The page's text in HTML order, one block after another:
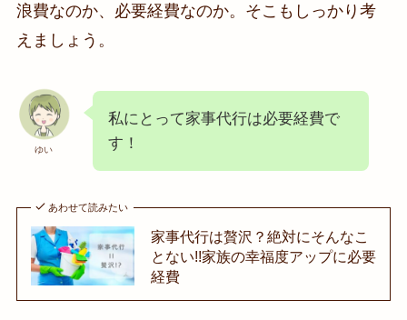
浪費なのか、必要経費なのか。そこもしっかり考
えましょう。
ゆい
私にとって家事代行は必要経費で
す！
あわせて読みたい
家事代行は贅沢？絶対にそんなこ
とない!!家族の幸福度アップに必要
経費